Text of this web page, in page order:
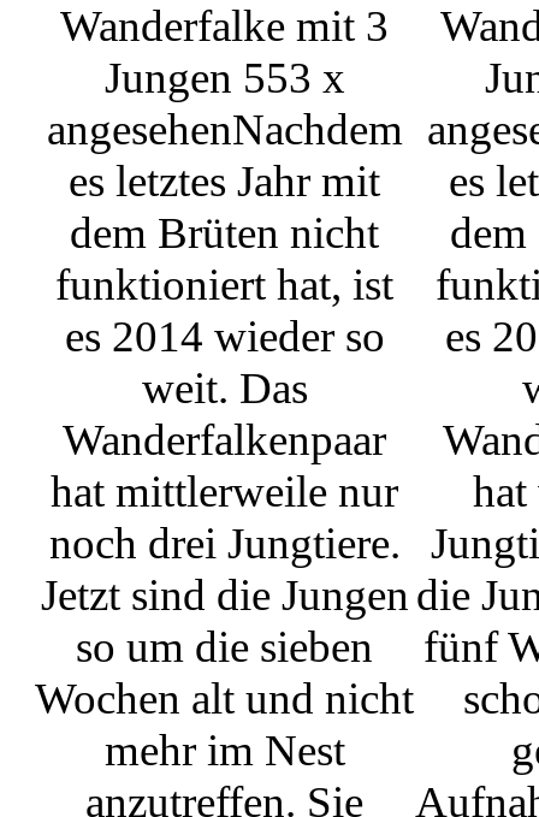
Wanderfalke mit 3
Jungen 553 x
angesehenNachdem
es letztes Jahr mit
dem Brüten nicht
funktioniert hat, ist
es 2014 wieder so
weit. Das
Wanderfalkenpaar
hat mittlerweile nur
noch drei Jungtiere.
Jetzt sind die Jungen
so um die sieben
Wochen alt und nicht
mehr im Nest
anzutreffen. Sie
es
es
die
fünf